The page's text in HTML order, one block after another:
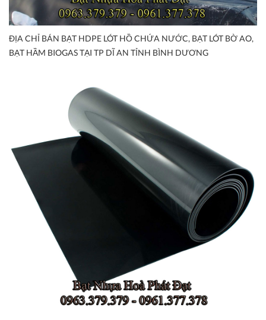
ĐỊA CHỈ BÁN BẠT HDPE LÓT HỒ CHỨA NƯỚC, BẠT LÓT BỜ AO,
BẠT HẦM BIOGAS TẠI TP DĨ AN TỈNH BÌNH DƯƠNG